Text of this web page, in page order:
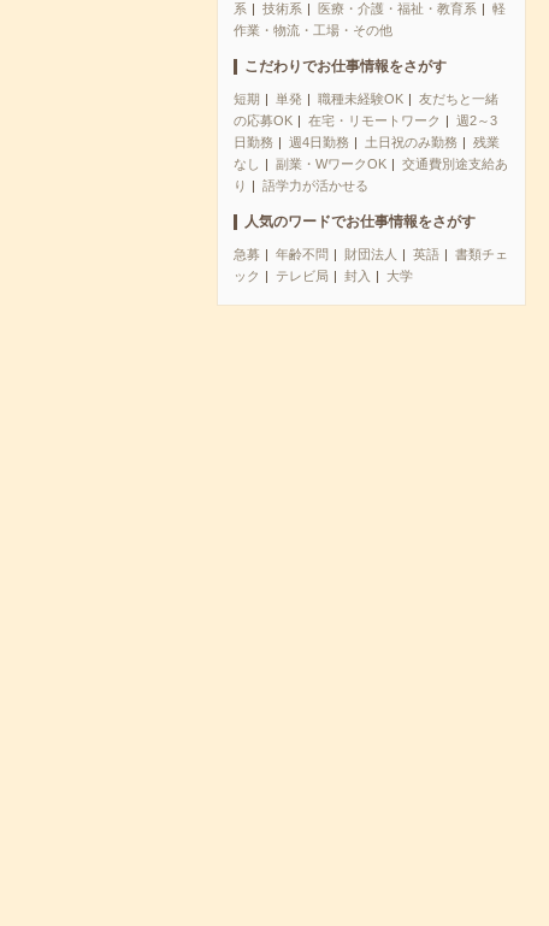
系
技術系 医療・介護・福祉・教育系
軽
作業・物流・工場・その他
こだわりでお仕事情報をさがす
短期 単発 職種未経験OK
友だちと一緒
の応募OK
在宅・リモートワーク
週2～3
日勤務
週4日勤務 土日祝のみ勤務
残業
なし
副業・WワークOK
交通費別途支給あ
り
語学力が活かせる
人気のワードでお仕事情報をさがす
急募 年齢不問 財団法人 英語
書類チェ
ック
テレビ局 封入 大学